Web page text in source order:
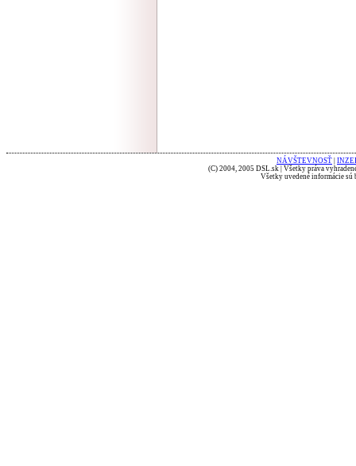
NÁVŠTEVNOSŤ
(C) 2004, 2005 DSL.sk | Všetky práva
Všetky uvedené informácie sú